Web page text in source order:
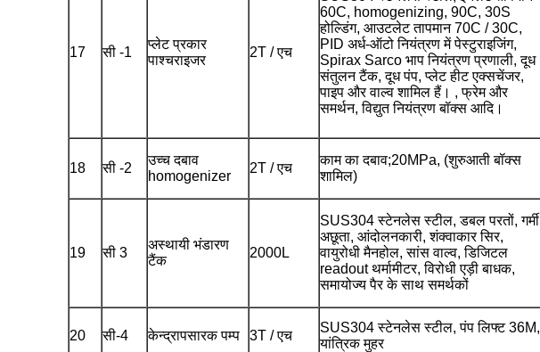
17 सी -1
प्लेट प्रकार
पाश्चराइजर
2T / एच
60C, homogenizing, 90C, 30S
होल्डिंग, आउटलेट तापमान 70C / 30C,
PID अर्ध-ऑटो नियंत्रण में पेस्टुराइजिंग,
Spirax Sarco भाप नियंत्रण प्रणाली, दूध
संतुलन टैंक, दूध पंप, प्लेट हीट एक्सचेंजर,
पाइप और वाल्व शामिल हैं। , फ्रेम और
समर्थन, विद्युत नियंत्रण बॉक्स आदि।
18 सी -2
उच्च दबाव
homogenizer
2T / एच
काम का दबाव;20MPa, (शुरुआती बॉक्स
शामिल)
19 सी 3
अस्थायी भंडारण
टैंक
2000L
SUS304 स्टेनलेस स्टील, डबल परतों, गर्मी
अछूता, आंदोलनकारी, शंक्वाकार सिर,
वायुरोधी मैनहोल, सांस वाल्व, डिजिटल
readout थर्मामीटर, विरोधी एड़ी बाधक,
समायोज्य पैर के साथ समर्थकों
20 सी-4 केन्द्रापसारक पम्प 3T / एच
SUS304 स्टेनलेस स्टील, पंप लिफ्ट 36M,
यांत्रिक मुहर